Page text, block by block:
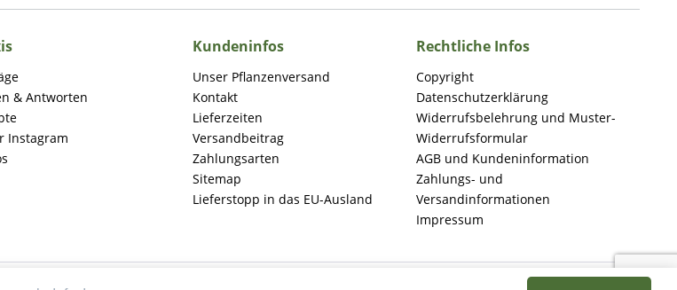
& Antworten
Instagram
Kundeninfos
Unser Pflanzenversand
Kontakt
Lieferzeiten
Versandbeitrag
Zahlungsarten
Sitemap
Lieferstopp in das EU-Ausland
Rechtliche Infos
Copyright
Datenschutzerklärung
Widerrufsbelehrung und Muster-
Widerrufsformular
AGB und Kundeninformation
Zahlungs- und
Versandinformationen
Impressum